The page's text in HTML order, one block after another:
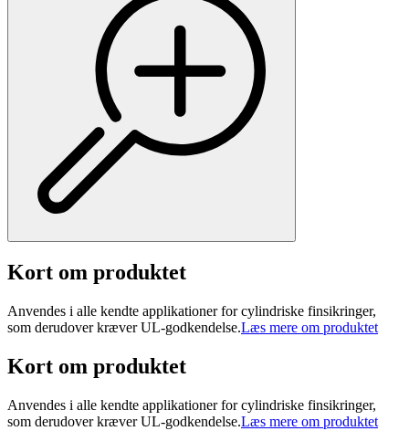
Kort om produktet
Anvendes i alle kendte applikationer for cylindriske finsikringer,
som derudover kræver UL-godkendelse.Læs mere om produktet
Kort om produktet
Anvendes i alle kendte applikationer for cylindriske finsikringer,
som derudover kræver UL-godkendelse.Læs mere om produktet